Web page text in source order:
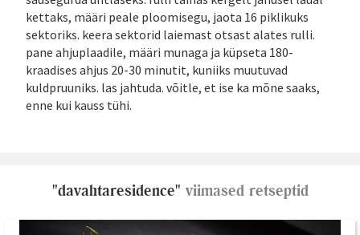
kettaks, määri peale ploomisegu, jaota 16 piklikuks
sektoriks. keera sektorid laiemast otsast alates rulli.
pane ahjuplaadile, määri munaga ja küpseta 180-
kraadises ahjus 20-30 minutit, kuniiks muutuvad
kuldpruuniks. las jahtuda. võitle, et ise ka mõne saaks,
enne kui kauss tühi.
"davahtaresidence" viimased retseptid